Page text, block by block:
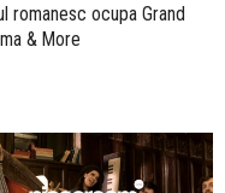
romanesc ocupa Grand
& More